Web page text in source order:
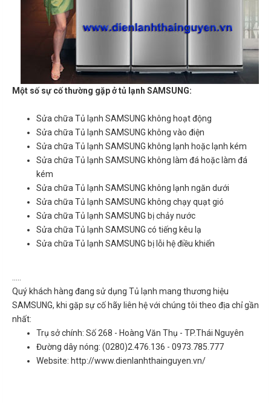
Một số sự cố thường gặp ở tủ lạnh SAMSUNG:
Sửa chữa Tủ lạnh SAMSUNG không hoạt động
Sửa chữa Tủ lạnh SAMSUNG không vào điện
Sửa chữa Tủ lạnh SAMSUNG không lạnh hoặc lạnh kém
Sửa chữa Tủ lạnh SAMSUNG không làm đá hoặc làm đá
kém
Sửa chữa Tủ lạnh SAMSUNG không lạnh ngăn dưới
Sửa chữa Tủ lạnh SAMSUNG không chạy quạt gió
Sửa chữa Tủ lạnh SAMSUNG bị chảy nước
Sửa chữa Tủ lạnh SAMSUNG có tiếng kêu lạ
Sửa chữa Tủ lạnh SAMSUNG bị lỗi hệ điều khiển
Quý khách hàng đang sử dụng Tủ lạnh mang thương hiệu
SAMSUNG, khi gặp sự cố hãy liên hệ với chúng tôi theo địa chỉ gần
nhất:
Trụ sở chính: Số 268 - Hoàng Văn Thụ - TP.Thái Nguyên
Đường dây nóng: (0280)2.476.136 - 0973.785.777
Website: http://www.dienlanhthainguyen.vn/